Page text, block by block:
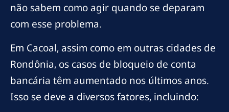
não sabem como agir quando se deparam
com esse problema.
Em Cacoal, assim como em outras cidades de
Rondônia, os casos de bloqueio de conta
bancária têm aumentado nos últimos anos.
Isso se deve a diversos fatores, incluindo: